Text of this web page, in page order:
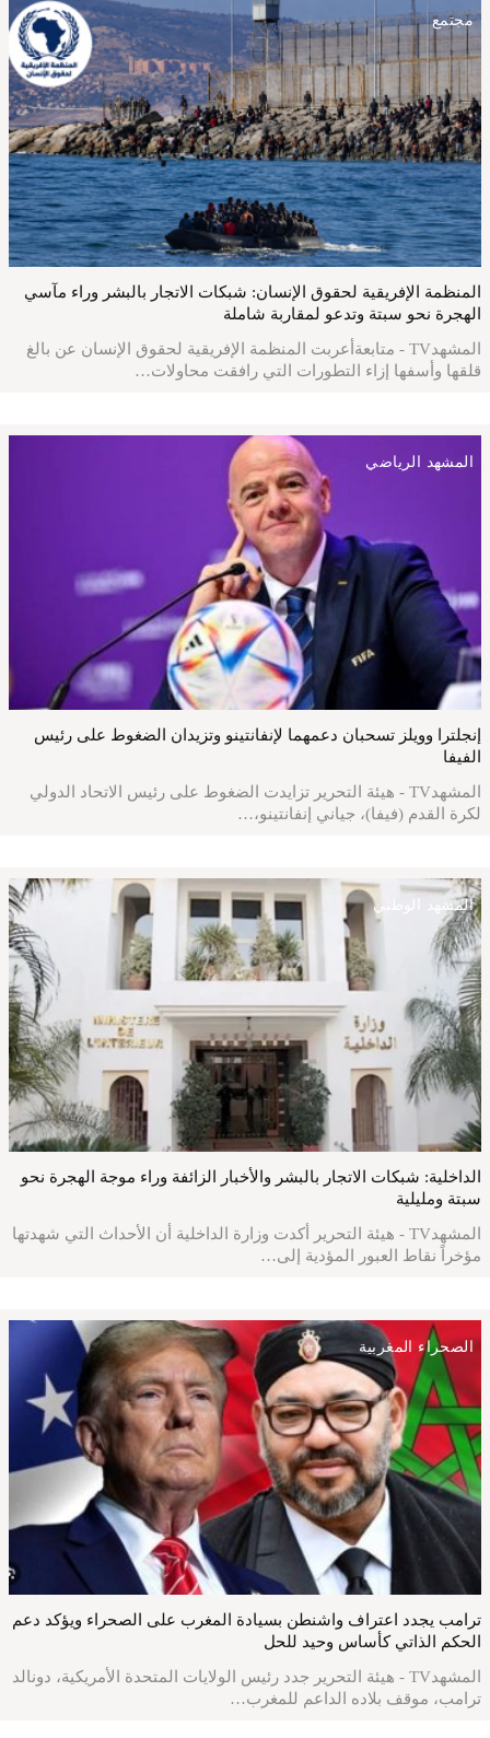
مجتمع
المنظمة الإفريقية لحقوق الإنسان: شبكات الاتجار بالبشر وراء مآسي
الهجرة نحو سبتة وتدعو لمقاربة شاملة
المشهدTV - متابعةأعربت المنظمة الإفريقية لحقوق الإنسان عن بالغ
قلقها وأسفها إزاء التطورات التي رافقت محاولات…
المشهد الرياضي
إنجلترا وويلز تسحبان دعمهما لإنفانتينو وتزيدان الضغوط على رئيس
الفيفا
المشهدTV - هيئة التحرير تزايدت الضغوط على رئيس الاتحاد الدولي
لكرة القدم (فيفا)، جياني إنفانتينو،…
المشهد الوطني
الداخلية: شبكات الاتجار بالبشر والأخبار الزائفة وراء موجة الهجرة نحو
سبتة ومليلية
المشهدTV - هيئة التحرير أكدت وزارة الداخلية أن الأحداث التي شهدتها
مؤخراً نقاط العبور المؤدية إلى…
الصحراء المغربية
ترامب يجدد اعتراف واشنطن بسيادة المغرب على الصحراء ويؤكد دعم
الحكم الذاتي كأساس وحيد للحل
المشهدTV - هيئة التحرير جدد رئيس الولايات المتحدة الأمريكية، دونالد
ترامب، موقف بلاده الداعم للمغرب…